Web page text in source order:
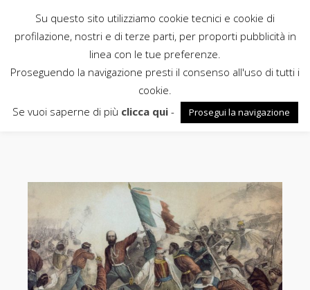
Rubbettino
nord
Su questo sito utilizziamo cookie tecnici e cookie di
profilazione, nostri e di terze parti, per proporti pubblicità in
linea con le tue preferenze.
Proseguendo la navigazione presti il consenso all'uso di tutti i
cookie.
Se vuoi saperne di più clicca qui- Prosegui la navigazione